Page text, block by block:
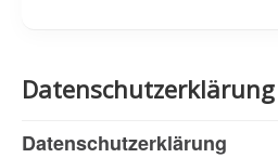
FORMULARE TRACKING
CONTAINERDETAILS
Datenschutzerklärung
Datenschutzerklärung